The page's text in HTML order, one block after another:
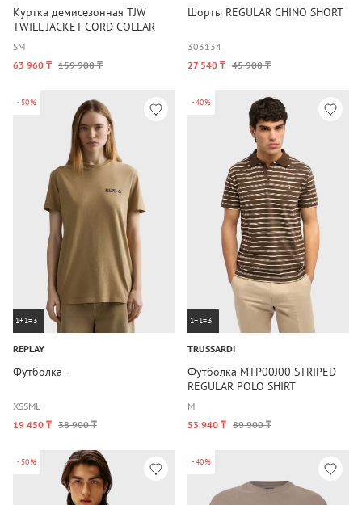
Куртка демисезонная TJW
TWILL JACKET CORD COLLAR
SM
63 960 ₸ 159 900 ₸
Шорты REGULAR CHINO SHORT
303134
27 540 ₸ 45 900 ₸
-50%
1+1=3
REPLAY
Футболка -
XSSML
19 450 ₸ 38 900 ₸
-40%
1+1=3
TRUSSARDI
Футболка MTP00J00 STRIPED
REGULAR POLO SHIRT
M
53 940 ₸ 89 900 ₸
-50% -40%